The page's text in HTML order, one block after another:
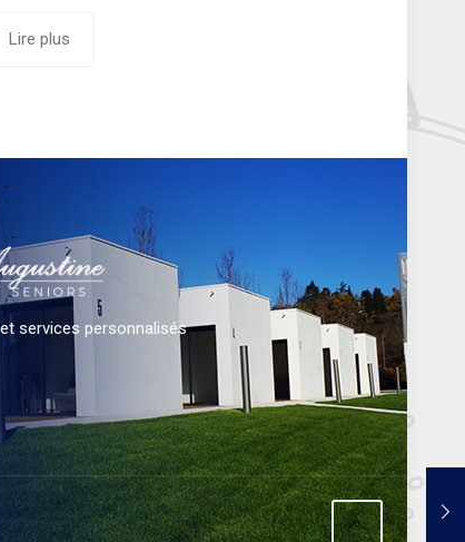
Lire plus
services personnalisés